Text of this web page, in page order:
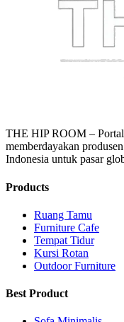
THE HIP ROOM –
memberdayakan
Indonesia untuk pasar
Products
Ruang Tamu
Furniture Cafe
Tempat Tidur
Kursi Rotan
Outdoor Furniture
Best Product